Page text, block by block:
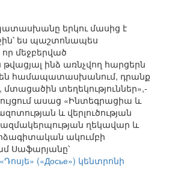
երկու մասից է
ես պաշտոնապես
մեջբերված
ինձ առնչվող հարցերն
համապատասխանում, դրանք
մտացածին տեղեկություններ»,-
ասաց «Ինտեգրացիա և
և վերլուծության
ղեկավար և
ակումբի
Սաֆարյանը՝
«Դոսյե» («Досье») կենտրոնի